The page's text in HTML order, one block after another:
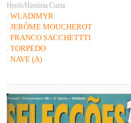
Herói/História Curta
. WLADIMYR
. JERÔME MOUCHEROT
. FRANCO SACCHETTTI
. TORPEDO
. NAVE (A)